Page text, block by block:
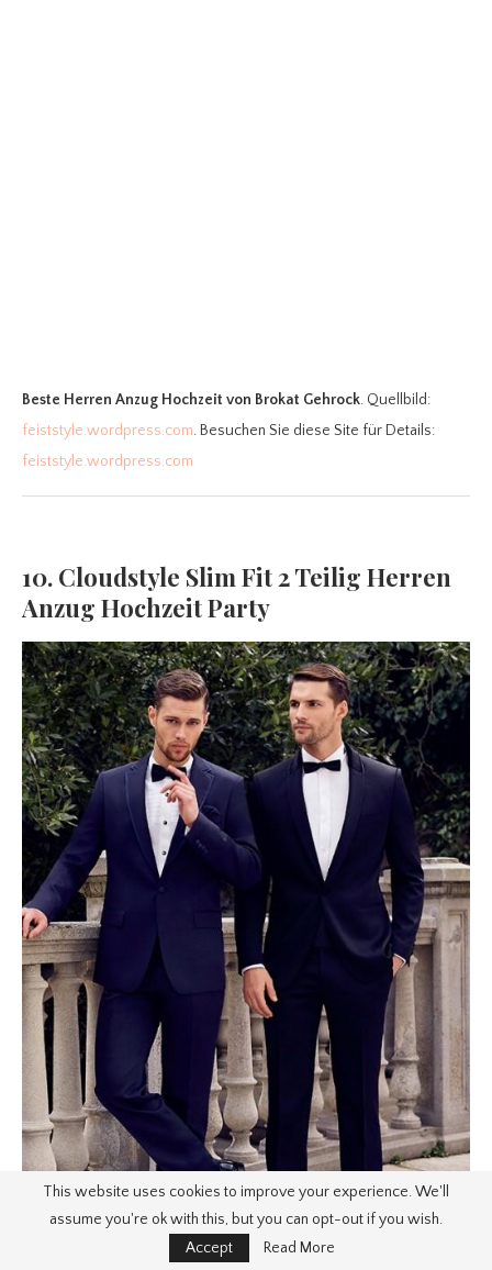
Beste Herren Anzug Hochzeit von Brokat Gehrock. Quellbild:
feiststyle.wordpress.com. Besuchen Sie diese Site für Details:
feiststyle.wordpress.com
10. Cloudstyle Slim Fit 2 Teilig Herren
Anzug Hochzeit Party
This website uses cookies to improve your experience. We'll
assume you're ok with this, but you can opt-out if you wish.
Accept
Read More